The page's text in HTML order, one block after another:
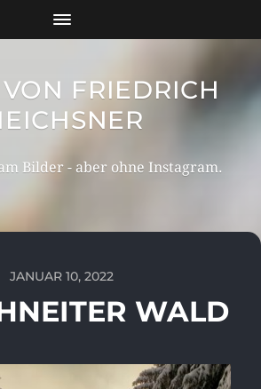
FRIEDRICH
Bilder - aber ohne Instagram.
JANUAR 10, 2022
WALD